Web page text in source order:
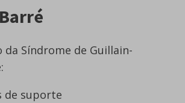
Síndrome de Guillain-
de suporte